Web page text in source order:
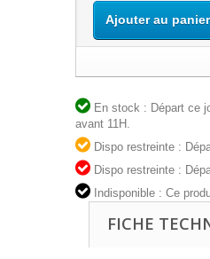
Ajouter au panier
En stock : Départ ce
avant 11H.
Dispo restreinte :
Dispo restreinte :
Indisponible : Ce
FICHE